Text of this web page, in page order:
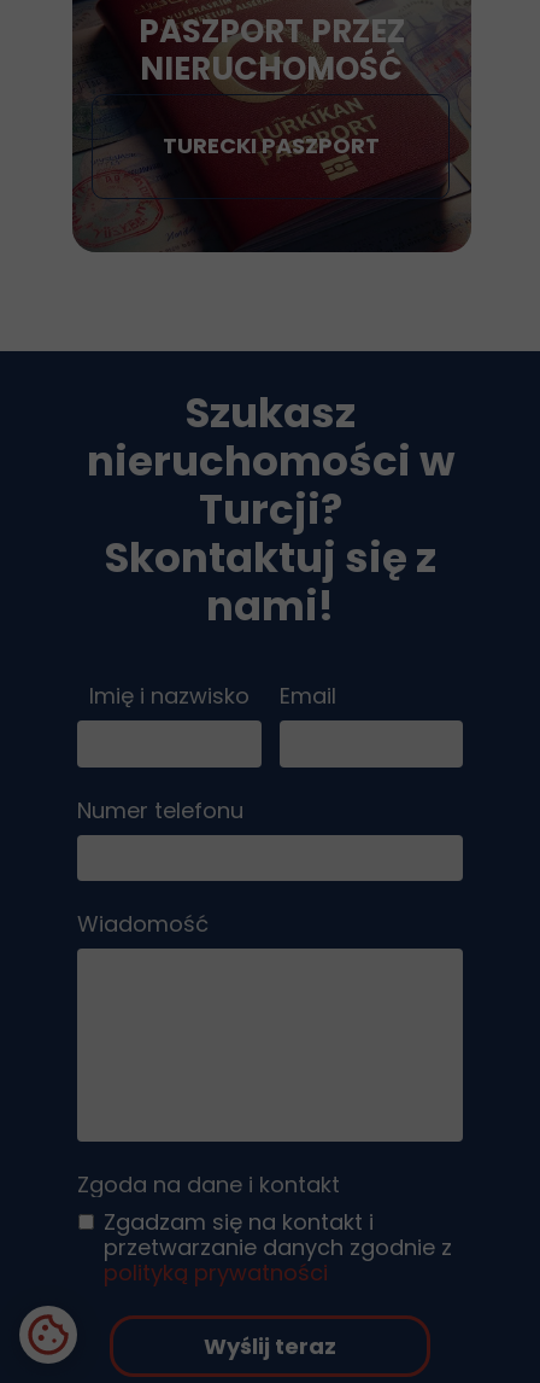
PASZPORT PRZEZ
NIERUCHOMOŚĆ
TURECKI PASZPORT
Szukasz
nieruchomości w
Turcji?
Skontaktuj się z
nami!
Imię i nazwisko Email
Numer telefonu
Wiadomość
Zgoda na dane i kontakt
Zgadzam się na kontakt i
przetwarzanie danych zgodnie z
polityką prywatności
Wyślij teraz